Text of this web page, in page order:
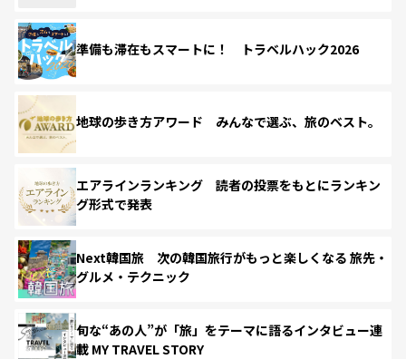
準備も滞在もスマートに！ トラベルハック2026
地球の歩き方アワード みんなで選ぶ、旅のベスト。
エアラインランキング 読者の投票をもとにランキン
グ形式で発表
Next韓国旅 次の韓国旅行がもっと楽しくなる 旅先・
グルメ・テクニック
旬な“あの人”が「旅」をテーマに語るインタビュー連
載 MY TRAVEL STORY